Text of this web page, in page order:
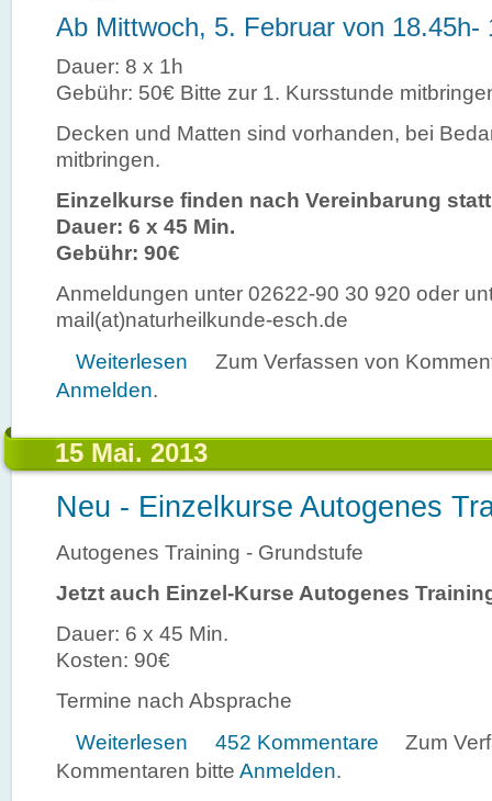
Ab Mittwoch, 5. Februar von 18.45h-
Dauer: 8 x 1h
Gebühr: 50€ Bitte zur 1. Kursstunde
Decken und Matten sind vorhanden, bei
mitbringen.
Einzelkurse finden nach Vereinbarung
Dauer: 6 x 45 Min.
Gebühr: 90€
Anmeldungen unter 02622-90 30 920 oder
mail(at)naturheilkunde-esch.de
Weiterlesen über Neuer Einsteigerkurs Autogenes Training
Zum Verfassen von
Anmelden.
15 Mai. 2013
Neu - Einzelkurse Autogenes
Autogenes Training - Grundstufe
Jetzt auch Einzel-Kurse Autogenes
Dauer: 6 x 45 Min.
Kosten: 90€
Termine nach Absprache
Weiterlesen über Neu - Einzelkurse Autogenes Training
452 Kommentare
Zum
Kommentaren bitte Anmelden.